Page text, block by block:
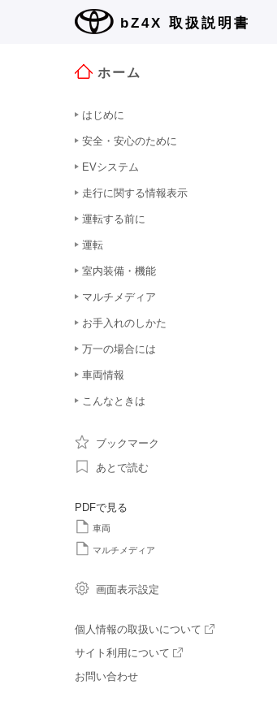
bZ4X 取扱説明書
ホーム
はじめに
安全・安心のために
EVシステム
走行に関する情報表示
運転する前に
運転
室内装備・機能
マルチメディア
お手入れのしかた
万一の場合には
車両情報
こんなときは
ブックマーク
あとで読む
PDFで見る
車両
マルチメディア
画面表示設定
個人情報の取扱いについて
サイト利用について
お問い合わせ